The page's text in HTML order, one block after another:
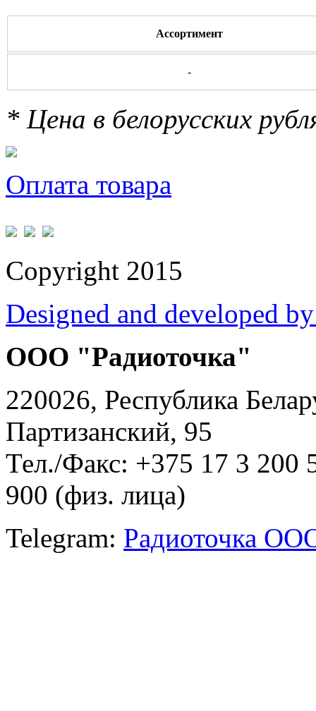
Ассортимент
-
* Цена в белорусских
Оплата товара
Copyright 2015
Designed and developed
ООО "Радиоточка"
220026, Республика
Партизанский, 95
Тел./Факс: +375 17 3
900 (физ. лица)
Telegram: Радиоточка